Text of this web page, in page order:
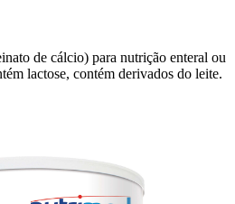
de cálcio) para nutrição enteral ou
lactose, contém derivados do leite.